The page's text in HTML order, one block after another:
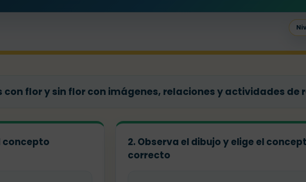
flor y sin flor con imágenes, relaciones y actividades de
concepto
2. Observa el dibujo y elige el
correcto